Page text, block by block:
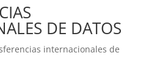
DE DATOS
internacionales de